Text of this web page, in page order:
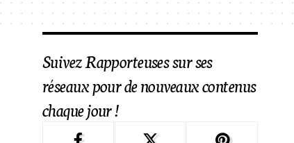
Suivez Rapporteuses sur ses
réseaux pour de nouveaux contenus
chaque jour !